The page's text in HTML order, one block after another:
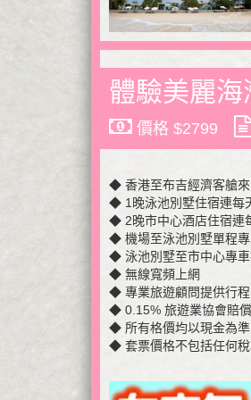
體驗美麗
價格 $2799
◆ 香港至布吉經濟客艙
◆ 1晚泳池別墅住宿連每
◆ 2晚市中心酒店住宿連
◆ 機場至泳池別墅單程
◆ 泳池別墅至市中心專
◆ 無線寬頻上網
◆ 專業旅遊顧問提供行
◆ 0.15% 旅遊業協會賠
◆ 所有格價均以現金為準
◆ 套票價格不包括任何